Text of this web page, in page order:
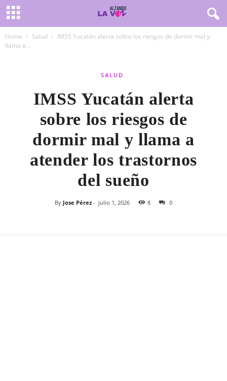
Home Salud
IMSS Yucatán alerta sobre los riesgos de dormir mal y
llama a...
SALUD
IMSS Yucatán alerta
sobre los riesgos de
dormir mal y llama a
atender los trastornos
del sueño
By Jose Pérez - julio 1, 2026 8 0